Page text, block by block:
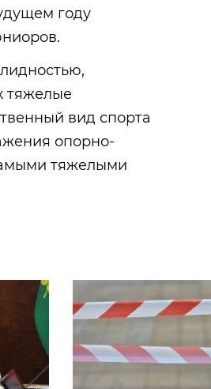
году
тяжелые
вид спорта
опорно-
тяжелыми